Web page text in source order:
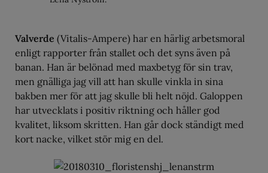
Valverde (Vitalis-Ampere) har en härlig arbetsmoral
enligt rapporter från stallet och det syns även på
banan. Han är belönad med maxbetyg för sin trav,
men gnälliga jag vill att han skulle vinkla in sina
bakben mer för att jag skulle bli helt nöjd. Galoppen
har utvecklats i positiv riktning och håller god
kvalitet, liksom skritten. Han går dock ständigt med
kort nacke, vilket stör mig en del.